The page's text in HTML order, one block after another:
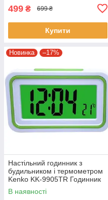
499 ₴ 699 ₴
Купити
Новинка –17%
Настільний годинник з
будильником і термометром
Kenko KK-9905TR Годинник
електронний з
підсвічуванням
В наявності